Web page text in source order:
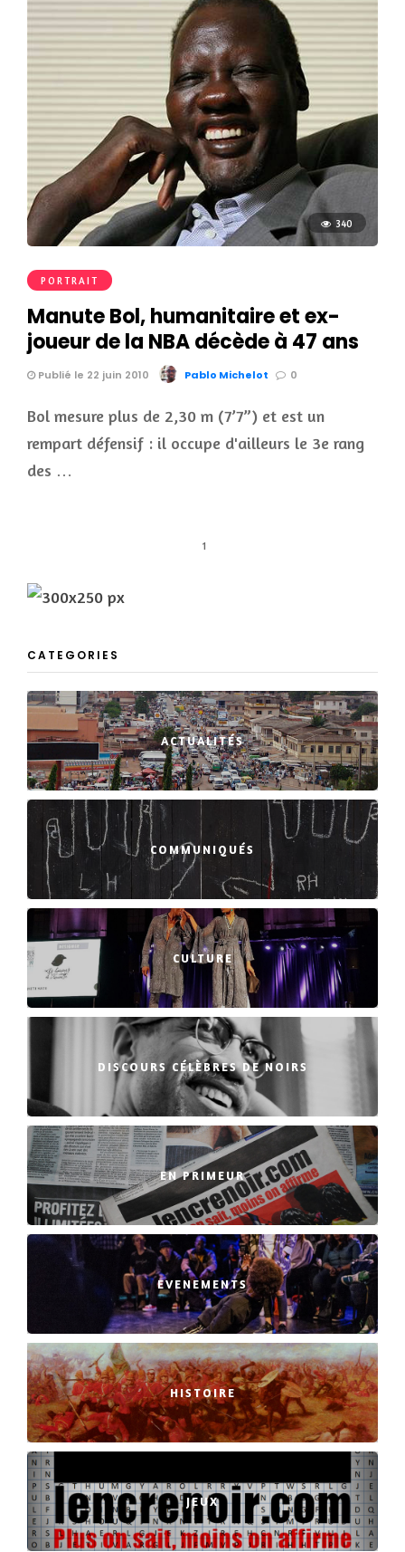
340
PORTRAIT
Manute Bol, humanitaire et ex-
joueur de la NBA décède à 47 ans
Publié le 22 juin 2010 Pablo Michelot 0
Bol mesure plus de 2,30 m (7’7”) et est un
rempart défensif : il occupe d'ailleurs le 3e rang
des …
1
CATEGORIES
ACTUALITÉS
COMMUNIQUÉS
CULTURE
DISCOURS CÉLÈBRES DE NOIRS
EN PRIMEUR
EVENEMENTS
HISTOIRE
JEUX